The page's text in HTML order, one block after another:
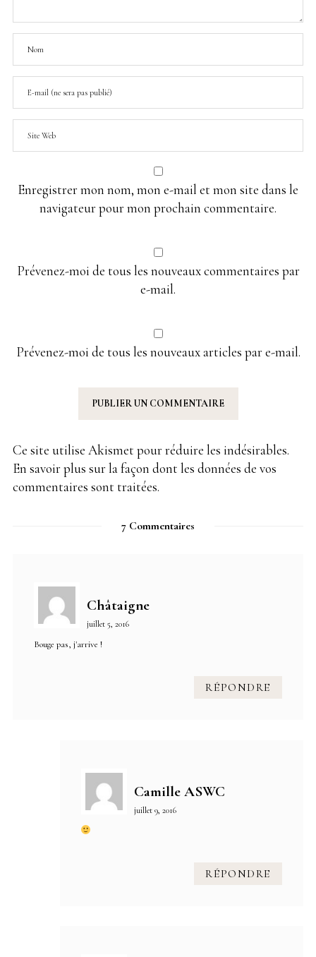
Enregistrer mon nom, mon e-mail et mon site dans le
navigateur pour mon prochain commentaire.
Prévenez-moi de tous les nouveaux commentaires par
e-mail.
Prévenez-moi de tous les nouveaux articles par e-mail.
Ce site utilise Akismet pour réduire les indésirables.
En savoir plus sur la façon dont les données de vos
commentaires sont traitées.
7 Commentaires
Châtaigne
juillet 5, 2016
Bouge pas, j'arrive !
RÉPONDRE
Camille ASWC
juillet 9, 2016
RÉPONDRE